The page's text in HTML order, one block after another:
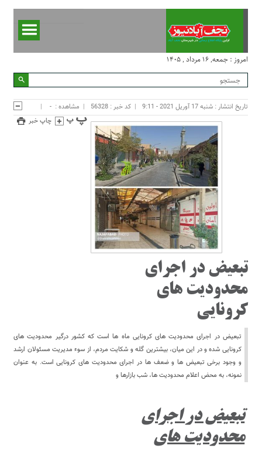
امروز : جمعه, ۱۶ مرداد , ۱۴۰۵
تاریخ انتشار : شنبه 17 آوریل 2021 - 9:11 کد خبر : 56328 مشاهده : -
چاپ خبر
تبعیض در اجرای
محدودیت های
کرونایی
تبعیض در اجرای محدودیت های کرونایی ماه ها است که کشور درگیر محدودیت های
کرونایی شده و در این میان، بیشترین گله و شکایت مردم، از سوء مدیریت مسئولان ارشد
و وجود برخی تبعیض ها و ضعف ها در اجرای محدودیت های کرونایی است. به عنوان
نمونه، به محض اعلام محدودیت ها، شب بازارها و
تبعیض در اجرای
محدودیت های